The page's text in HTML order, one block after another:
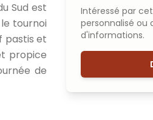
Sud est
tournoi
pastis et
propice
de
Intéressé par
personnalisé ou
d'informations.